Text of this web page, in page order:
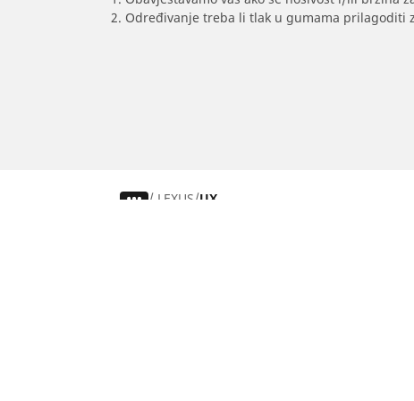
2. Određivanje treba li tlak u gumama prilagoditi
/ LEXUS UX